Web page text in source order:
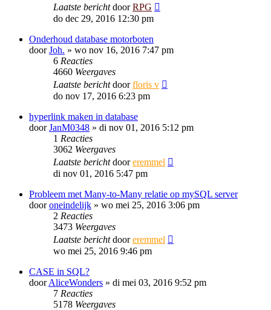
Laatste berichtdoorRPG
do dec 29, 2016 12:30 pm
Onderhoud database motorboten
doorJoh. » wo nov 16, 2016 7:47 pm
6 Reacties
4660 Weergaves
Laatste berichtdoorfloris v
do nov 17, 2016 6:23 pm
hyperlink maken in database
doorJanM0348 » di nov 01, 2016 5:12 pm
1 Reacties
3062 Weergaves
Laatste berichtdooreremmel
di nov 01, 2016 5:47 pm
Probleem met Many-to-Many relatie op mySQL server
dooroneindelijk » wo mei 25, 2016 3:06 pm
2 Reacties
3473 Weergaves
Laatste berichtdooreremmel
wo mei 25, 2016 9:46 pm
CASE in SQL?
doorAliceWonders » di mei 03, 2016 9:52 pm
7 Reacties
5178 Weergaves